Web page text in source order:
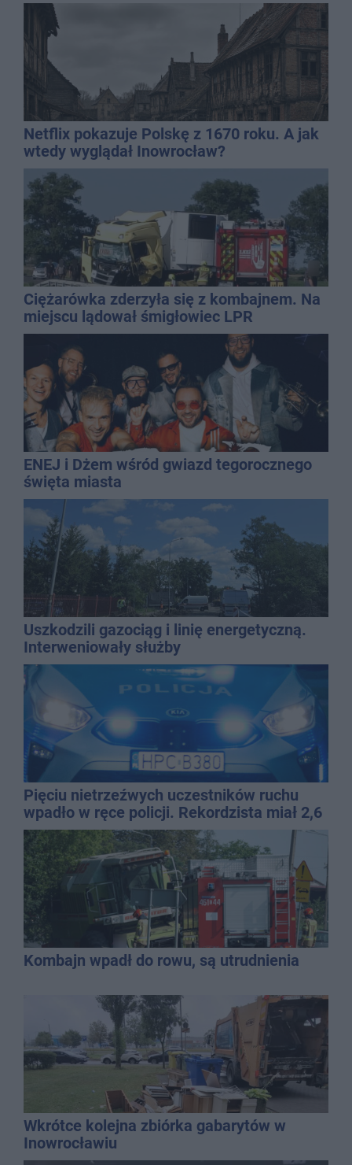
Netflix pokazuje Polskę z 1670 roku. A jak
wtedy wyglądał Inowrocław?
Ciężarówka zderzyła się z kombajnem. Na
miejscu lądował śmigłowiec LPR
ENEJ i Dżem wśród gwiazd tegorocznego
święta miasta
Uszkodzili gazociąg i linię energetyczną.
Interweniowały służby
Pięciu nietrzeźwych uczestników ruchu
wpadło w ręce policji. Rekordzista miał 2,6
promila
Kombajn wpadł do rowu, są utrudnienia
Wkrótce kolejna zbiórka gabarytów w
Inowrocławiu